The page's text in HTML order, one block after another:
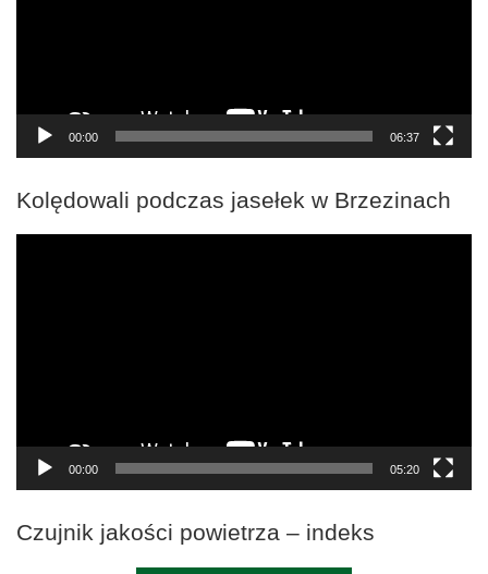
00:00 06:37
Kolędowali podczas jasełek w Brzezinach
00:00 05:20
Czujnik jakości powietrza – indeks